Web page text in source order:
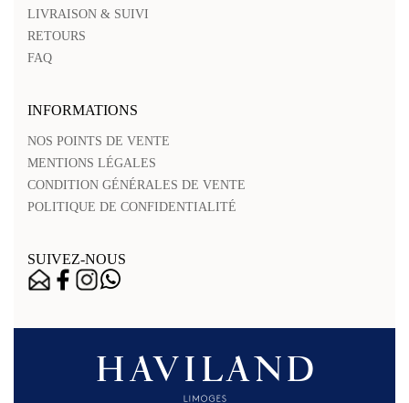
LIVRAISON & SUIVI
RETOURS
FAQ
INFORMATIONS
NOS POINTS DE VENTE
MENTIONS LÉGALES
CONDITION GÉNÉRALES DE VENTE
POLITIQUE DE CONFIDENTIALITÉ
SUIVEZ-NOUS